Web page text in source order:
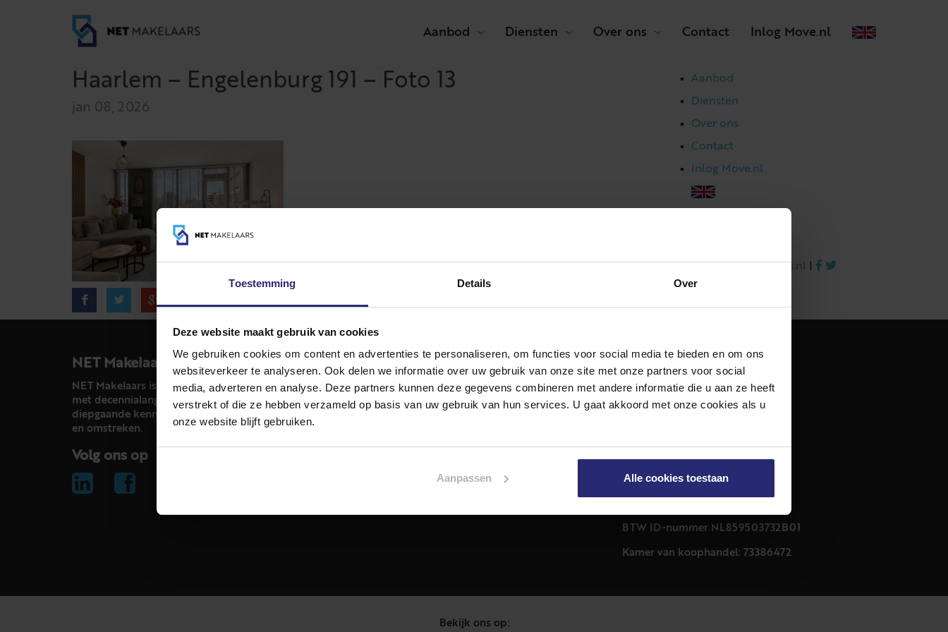
Toestemming Details Over
Deze website maakt gebruik van cookies
We gebruiken cookies om content en advertenties te personaliseren, om functies voor social media te bieden en om ons
websiteverkeer te analyseren. Ook delen we informatie over uw gebruik van onze site met onze partners voor social
media, adverteren en analyse. Deze partners kunnen deze gegevens combineren met andere informatie die u aan ze heeft
verstrekt of die ze hebben verzameld op basis van uw gebruik van hun services. U gaat akkoord met onze cookies als u
onze website blijft gebruiken.
Aanpassen Alle cookies toestaan
Aanbod Diensten Over ons Contact Inlog Move.nl
Haarlem – Engelenburg 191 – Foto 13
jan 08, 2026
Aanbod
Diensten
Over ons
Contact
Inlog Move.nl
info@netmakelaars.nl
NET Makelaars
NET Makelaars is een modern makelaarskantoor
met decennialange ervaring in het vak en
diepgaande kennis van de huizenmarkt in Haarlem
en omstreken.
Volg ons op
Diensten
Hypotheekadvies
Taxatie
Turfmarkt 32 zwart
2011 CB Haarlem
BTW ID-nummer NL859503732B01
Kamer van koophandel: 73386472
Bekijk ons op: